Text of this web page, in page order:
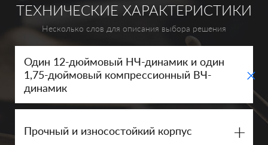
ТЕХНИЧЕСКИЕ ХАРАКТЕРИСТИКИ
Несколько слов для описания выбора решения
Один 12-дюймовый НЧ-динамик и один
1,75-дюймовый компрессионный ВЧ-
динамик
+
Прочный и износостойкий корпус +